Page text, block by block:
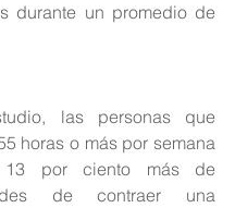
durante un promedio de
las personas que
horas o más por semana
por ciento más de
de contraer una